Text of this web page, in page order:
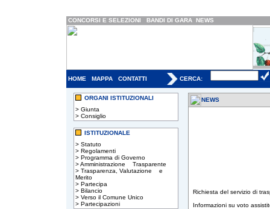
CONCORSI E SELEZIONI BANDI DI GARA NEWS
HOME MAPPA CONTATTI CERCA:
ORGANI ISTITUZIONALI
> Giunta
> Consiglio
ISTITUZIONALE
> Statuto
> Regolamenti
> Programma di Governo
>Amministrazione Trasparente
> Trasparenza, Valutazione e
Merito
> Partecipa
> Bilancio
> Verso il Comune Unico
> Partecipazioni
NEWS
Richiesta del servizio di
Informazioni su voto